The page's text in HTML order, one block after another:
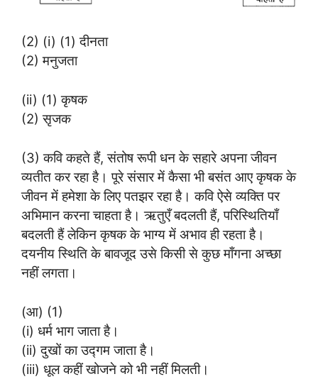
(2) (i) (1) दीनता
(2) मनुजता
(ii) (1) कृषक
(2) सृजक
(3) कवि कहते हैं, संतोष रूपी धन के सहारे अपना जीवन
व्यतीत कर रहा है। पूरे संसार में कैसा भी बसंत आए कृषक के
जीवन में हमेशा के लिए पतझर रहा है। कवि ऐसे व्यक्ति पर
अभिमान करना चाहता है। ऋतुएँ बदलती हैं, परिस्थितियाँ
बदलती हैं लेकिन कृषक के भाग्य में अभाव ही रहता है।
दयनीय स्थिति के बावजूद उसे किसी से कुछ माँगना अच्छा
नहीं लगता।
(आ) (1)
(i) धर्म भाग जाता है।
(ii) दुखों का उद्गम जाता है।
(iii) धूल कहीं खोजने को भी नहीं मिलती।